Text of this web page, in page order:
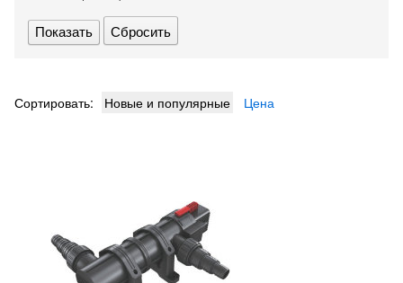
Сбросить
Сортировать: Новые и популярные Цена